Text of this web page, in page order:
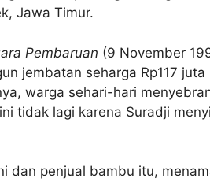
Jawa Timur.
Pembaruan (9 November
jembatan seharga Rp117
warga sehari-hari
tidak lagi karena Suradji
dan penjual bambu itu,